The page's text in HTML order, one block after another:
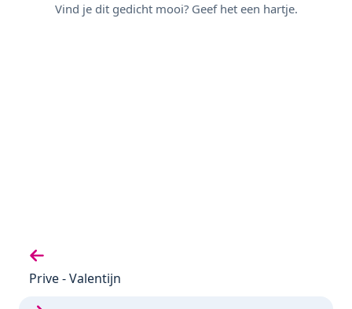
Vind je dit gedicht mooi? Geef het een hartje.
Vorige gedicht:
Prive - Valentijn